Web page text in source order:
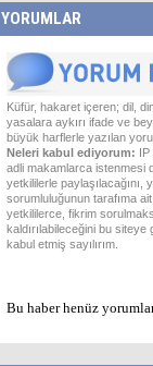
YORUMLAR
Küfür, hakaret içeren; dil,
yasalara aykırı ifade ve
büyük harflerle yazılan
Neleri kabul ediyorum: IP
adli makamlarca istenmesi
yetkililerle paylaşılacağını,
sorumluluğunun tarafıma ait
yetkililerce, fikrim
kaldırılabileceğini bu
kabul etmiş sayılırım.
Bu haber henüz